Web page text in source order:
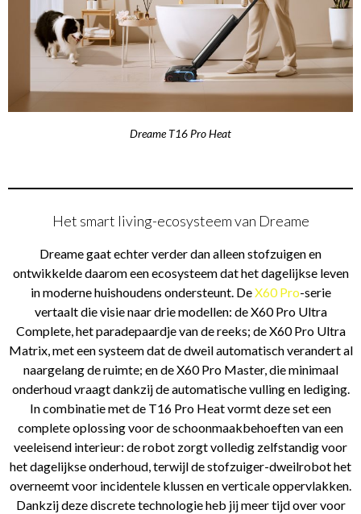
Dreame T16 Pro Heat
Het smart living-ecosysteem van Dreame
Dreame gaat echter verder dan alleen stofzuigen en
ontwikkelde daarom een ecosysteem dat het dagelijkse leven
in moderne huishoudens ondersteunt. DeX60 Pro-serie
vertaalt die visie naar drie modellen: de X60 Pro Ultra
Complete, het paradepaardje van de reeks; de X60 Pro Ultra
Matrix, met een systeem dat de dweil automatisch verandert al
naargelang de ruimte; en de X60 Pro Master, die minimaal
onderhoud vraagt dankzij de automatische vulling en lediging.
In combinatie met de T16 Pro Heat vormt deze set een
complete oplossing voor de schoonmaakbehoeften van een
veeleisend interieur: de robot zorgt volledig zelfstandig voor
het dagelijkse onderhoud, terwijl de stofzuiger-dweilrobot het
overneemt voor incidentele klussen en verticale oppervlakken.
Dankzij deze discrete technologie heb jij meer tijd over voor